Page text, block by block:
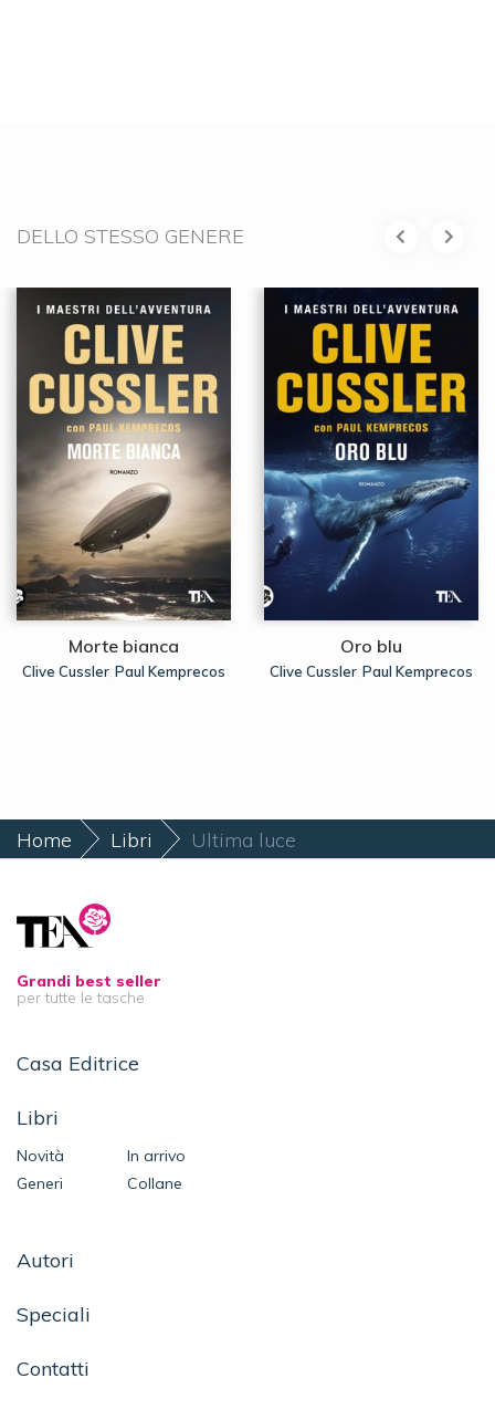
DELLO STESSO GENERE
Morte bianca
Clive Cussler, Paul Kemprecos
Oro blu
Clive Cussler, Paul Kemprecos
Home Libri Ultima luce
Grandi best seller
per tutte le tasche
Casa Editrice
Libri
Novità
In arrivo
Generi
Collane
Autori
Speciali
Contatti